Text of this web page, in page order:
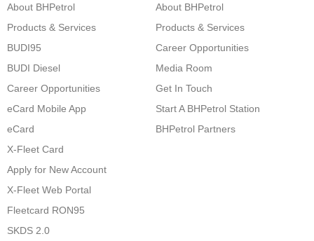
About BHPetrol
Products & Services
BUDI95
BUDI Diesel
Career Opportunities
eCard Mobile App
eCard
X-Fleet Card
Apply for New Account
X-Fleet Web Portal
Fleetcard RON95
SKDS 2.0
About BHPetrol
Products & Services
Career Opportunities
Media Room
Get In Touch
Start A BHPetrol Station
BHPetrol Partners